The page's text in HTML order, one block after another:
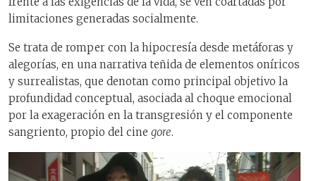
limitaciones generadas socialmente.
Se trata de romper con la hipocresía desde metáforas y
alegorías, en una narrativa teñida de elementos oníricos
y surrealistas, que denotan como principal objetivo la
profundidad conceptual, asociada al choque emocional
por la exageración en la transgresión y el componente
sangriento, propio del cine gore.